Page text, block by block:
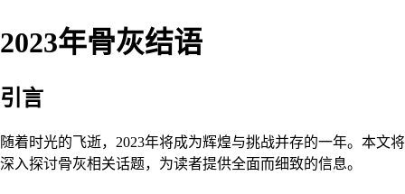
2023年骨灰结语
引言
随着时光的飞逝，2023年将成为辉煌与挑战并存的一年。本文将
深入探讨骨灰相关话题，为读者提供全面而细致的信息。